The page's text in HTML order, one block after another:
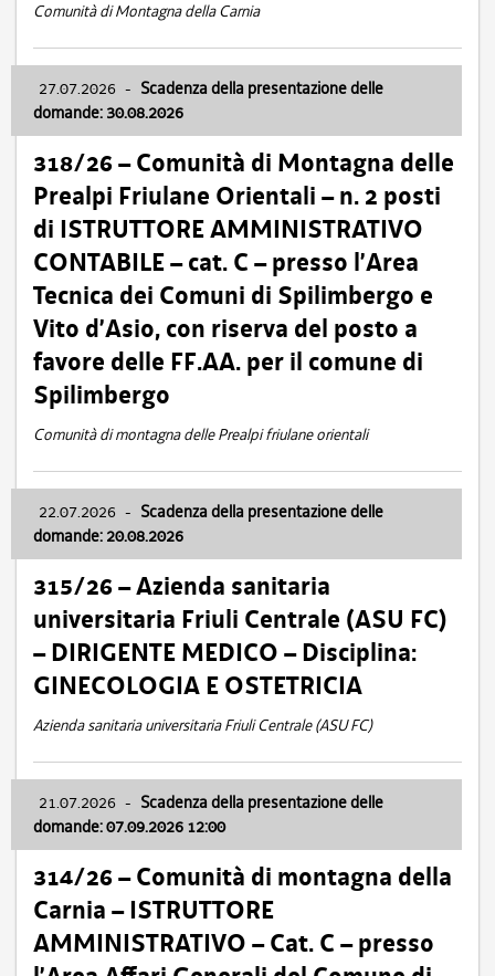
Comunità di Montagna della Carnia
27.07.2026 - Scadenza della presentazione delle
domande: 30.08.2026
318/26 – Comunità di Montagna delle
Prealpi Friulane Orientali – n. 2 posti
di ISTRUTTORE AMMINISTRATIVO
CONTABILE – cat. C – presso l’Area
Tecnica dei Comuni di Spilimbergo e
Vito d’Asio, con riserva del posto a
favore delle FF.AA. per il comune di
Spilimbergo
Comunità di montagna delle Prealpi friulane orientali
22.07.2026 - Scadenza della presentazione delle
domande: 20.08.2026
315/26 – Azienda sanitaria
universitaria Friuli Centrale (ASU FC)
– DIRIGENTE MEDICO – Disciplina:
GINECOLOGIA E OSTETRICIA
Azienda sanitaria universitaria Friuli Centrale (ASU FC)
21.07.2026 - Scadenza della presentazione delle
domande: 07.09.2026 12:00
314/26 – Comunità di montagna della
Carnia – ISTRUTTORE
AMMINISTRATIVO – Cat. C – presso